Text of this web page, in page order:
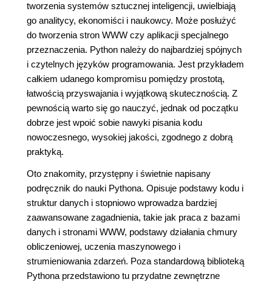
tworzenia systemów sztucznej inteligencji, uwielbiają
go analitycy, ekonomiści i naukowcy. Może posłużyć
do tworzenia stron WWW czy aplikacji specjalnego
przeznaczenia. Python należy do najbardziej spójnych
i czytelnych języków programowania. Jest przykładem
całkiem udanego kompromisu pomiędzy prostotą,
łatwością przyswajania i wyjątkową skutecznością. Z
pewnością warto się go nauczyć, jednak od początku
dobrze jest wpoić sobie nawyki pisania kodu
nowoczesnego, wysokiej jakości, zgodnego z dobrą
praktyką.
Oto znakomity, przystępny i świetnie napisany
podręcznik do nauki Pythona. Opisuje podstawy kodu i
struktur danych i stopniowo wprowadza bardziej
zaawansowane zagadnienia, takie jak praca z bazami
danych i stronami WWW, podstawy działania chmury
obliczeniowej, uczenia maszynowego i
strumieniowania zdarzeń. Poza standardową biblioteką
Pythona przedstawiono tu przydatne zewnętrzne